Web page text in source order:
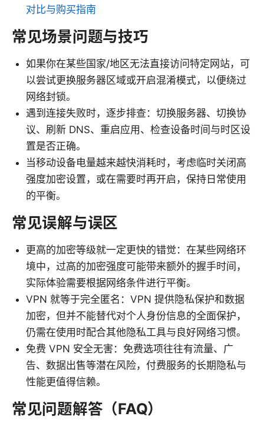
对比与购买指南
常见场景问题与技巧
如果你在某些国家/地区无法直接访问特定网站，可
以尝试更换服务器区域或开启混淆模式，以便绕过
网络封锁。
遇到连接失败时，逐步排查：切换服务器、切换协
议、刷新 DNS、重启应用、检查设备时间与时区设
置是否正确。
当移动设备电量越来越快消耗时，考虑临时关闭高
强度加密设置，或在需要时再开启，保持日常使用
的平衡。
常见误解与误区
更高的加密等级就一定更快的错觉：在某些网络环
境中，过高的加密强度可能带来额外的握手时间，
实际体验需要根据网络条件进行平衡。
VPN 就等于完全匿名：VPN 提供隐私保护和数据
加密，但并不能替代对个人身份信息的全面保护，
仍需在使用时配合其他隐私工具与良好网络习惯。
免费 VPN 安全无害：免费选项往往有流量、广
告、数据出售等潜在风险，付费服务的长期隐私与
性能更值得信赖。
常见问题解答（FAQ）